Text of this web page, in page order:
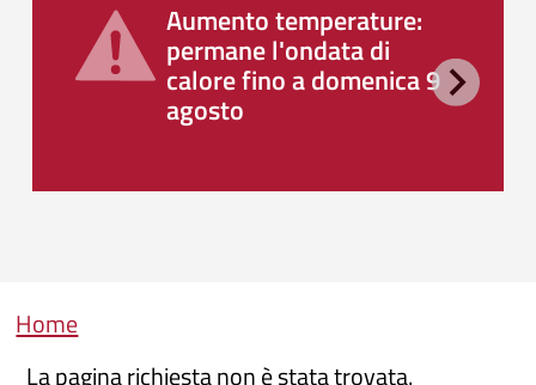
Aumento temperature:
permane l'ondata di
calore fino a domenica 9
agosto
Briciole di pane
Home
La pagina richiesta non è stata trovata.